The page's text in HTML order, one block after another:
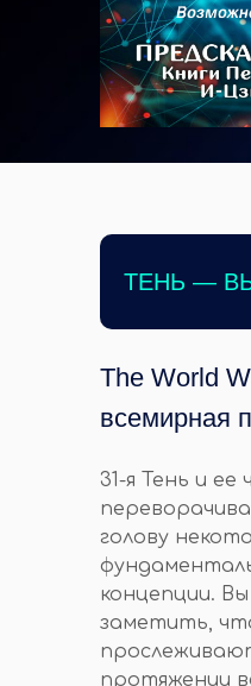
ТЕНЬ —
31-я Тень и
голову
концепции.
заметить,
протяжении
The World
всемирная